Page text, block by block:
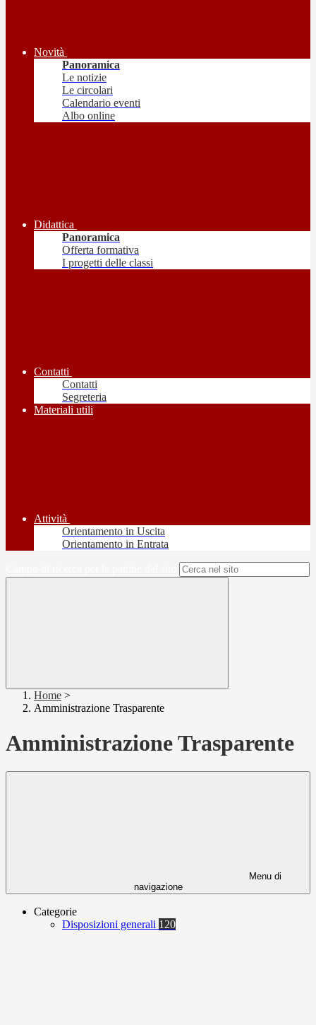
Novità
Panoramica
Le notizie
Le circolari
Calendario eventi
Albo online
Didattica
Panoramica
Offerta formativa
I progetti delle classi
Contatti
Contatti
Segreteria
Materiali utili
Attività
Orientamento in Uscita
Orientamento in Entrata
Home >
Amministrazione Trasparente
Amministrazione Trasparente
Menu di
navigazione
Categorie
Disposizioni generali 120